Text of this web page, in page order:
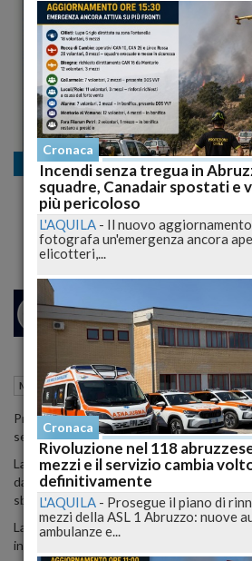
Meteo
Questa Sarà l'Estate più
Leggi le Previsioni
MILANO
Meteo 09 Maggio 2015 11:38
Prepariamoci a vivere un’estate da
seconda più calda degli ultimi 30 anni.
La redazione web del sito ilmeteo.it
dai modelli internazionali emette un
sbigottiti: la prossima estate sarà da
La caratteristica principale della bella
incursioni dell’anticiclone africano.
Cronaca
Incendi senza tregua in
squadre, Canadair spostati e
più pericoloso
L'AQUILA - Il nuovo
fotografa un'emergenza ancora
elicotteri,...
Cronaca
Rivoluzione nel 118
mezzi e il servizio cambia
definitivamente
L'AQUILA - Prosegue il piano di
mezzi della ASL 1 Abruzzo: nuove
ambulanze e...